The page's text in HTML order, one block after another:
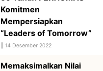
Komitmen
Mempersiapkan
“Leaders of Tomorrow”
14 Desember 2022
Memaksimalkan Nilai